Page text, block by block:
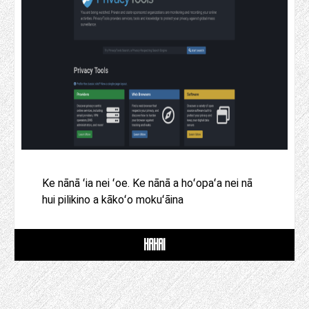
Ke nānā ʻia nei ʻoe. Ke nānā a hoʻopaʻa nei nā
hui pilikino a kākoʻo mokuʻāina
HAHAI